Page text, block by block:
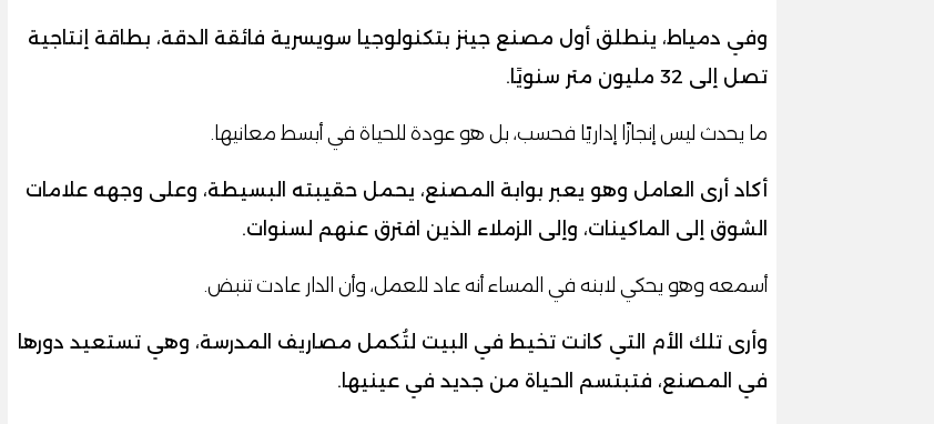
وفي دمياط، ينطلق أول مصنع جينز بتكنولوجيا سويسرية فائقة الدقة، بطاقة إنتاجية
تصل إلى 32 مليون متر سنويًا.
ما يحدث ليس إنجازًا إداريًا فحسب، بل هو عودة للحياة في أبسط معانيها.
أكاد أرى العامل وهو يعبر بوابة المصنع، يحمل حقيبته البسيطة، وعلى وجهه علامات
الشوق إلى الماكينات، وإلى الزملاء الذين افترق عنهم لسنوات.
أسمعه وهو يحكي لابنه في المساء أنه عاد للعمل، وأن الدار عادت تنبض.
وأرى تلك الأم التي كانت تخيط في البيت لتُكمل مصاريف المدرسة، وهي تستعيد دورها
في المصنع، فتبتسم الحياة من جديد في عينيها.